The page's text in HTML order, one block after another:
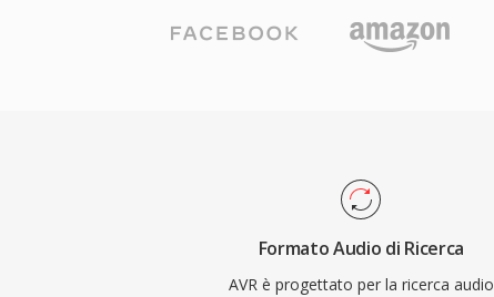
Formato Audio di Ricerca
AVR è progettato per la ricerca audio